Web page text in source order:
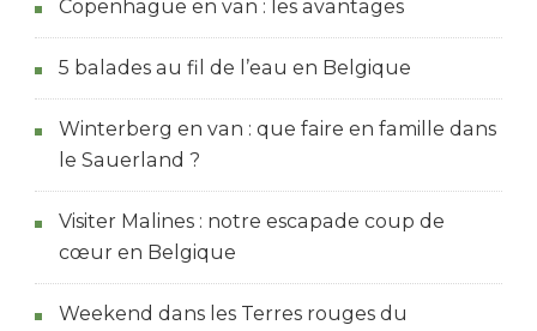
Copenhague en van : les avantages
5 balades au fil de l’eau en Belgique
Winterberg en van : que faire en famille dans
le Sauerland ?
Visiter Malines : notre escapade coup de
cœur en Belgique
Weekend dans les Terres rouges du